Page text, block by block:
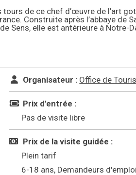
tours de ce chef d’œuvre de l’art
Construite après l’abbaye de
Sens, elle est antérieure à Notre-
Organisateur : Office de
Prix d'entrée :
Pas de visite libre
Prix de la visite guidée :
Plein tarif
6-18 ans, Demandeurs